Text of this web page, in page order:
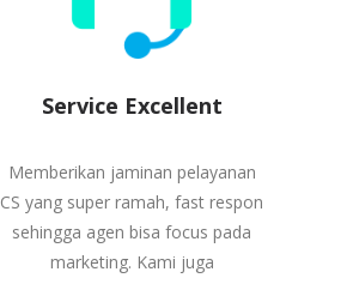
Service Excellent
Memberikan jaminan pelayanan
CS yang super ramah, fast respon
sehingga agen bisa focus pada
marketing. Kami juga